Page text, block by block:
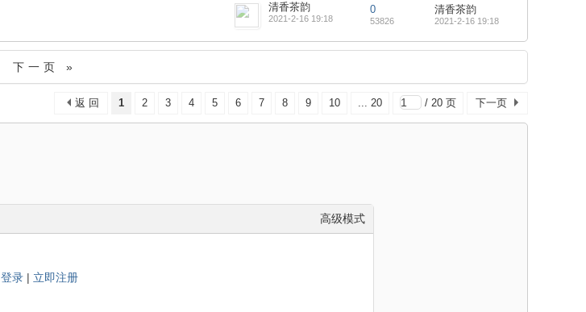
清香茶韵
2021-2-16 19:18
0
53826
清香茶韵
2021-2-16 19:18
下一页 »
1 2 3 4 5 6 7 8 9 10 ... 20 / 20 页 下一页
返 回
高级模式
登录 | 立即注册